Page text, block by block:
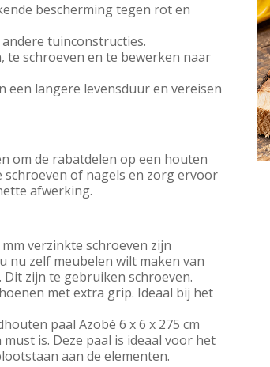
bescherming tegen rot en
tuinconstructies.
te schroeven en te bewerken naar
een langere levensduur en vereisen
om de rabatdelen op een houten
of nagels en zorg ervoor
afwerking.
mm verzinkte schroeven zijn
nu zelf meubelen wilt maken van
zijn te gebruiken schroeven.
met extra grip. Ideaal bij het
paal Azobé 6 x 6 x 275 cm
is. Deze paal is ideaal voor het
aan de elementen.